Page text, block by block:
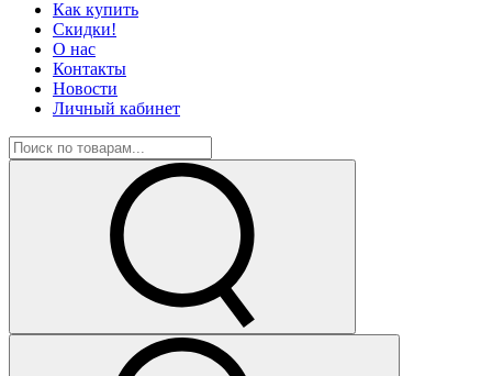
Как купить
Скидки!
О нас
Контакты
Новости
Личный кабинет